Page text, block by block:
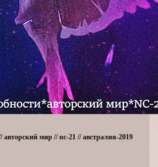
авторский мир // nc-21 // австралия-2019